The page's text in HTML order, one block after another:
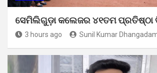
ସେମିଲିଗୁଡ଼ା କଲେଜର ୪୧ତମ ପ୍ରତିଷ୍ଠା
3 hours ago Sunil Kumar